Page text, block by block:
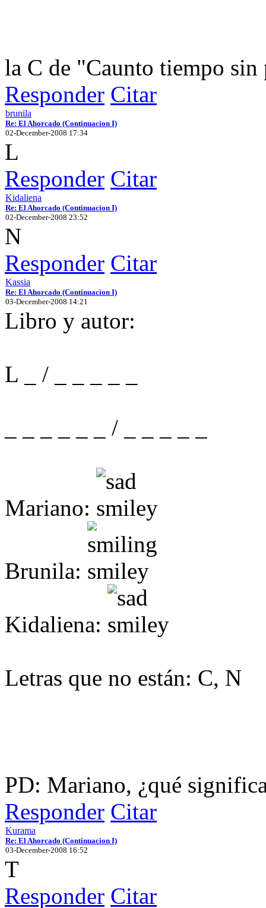
la C de "Caunto tiempo
Responder Citar
brunila
Re: El Ahorcado (Continuacion I)
02-December-2008 17:34
L
Responder Citar
Kidaliena
Re: El Ahorcado (Continuacion I)
02-December-2008 23:52
N
Responder Citar
Kassia
Re: El Ahorcado (Continuacion I)
03-December-2008 14:21
Libro y autor:
L _ / _ _ _ _ _
_ _ _ _ _ _ / _ _ _ _ _
Mariano:
Brunila:
Kidaliena:
Letras que no están: C, N
PD: Mariano, ¿qué
Responder Citar
Kurama
Re: El Ahorcado (Continuacion I)
03-December-2008 16:52
T
Responder Citar